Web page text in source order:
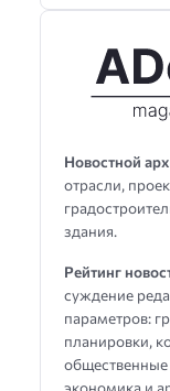
Новостной
отрасли,
здания.
Рейтинг
суждение
параметров:
планировки,
общественные
экономика и